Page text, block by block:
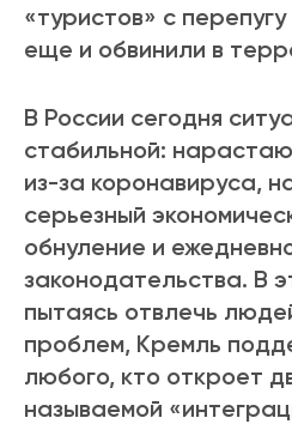
«туристов» с
еще и обвинили в
В России сегодня
стабильной:
из-за коронавируса,
серьезный
обнуление и
законодательства. В
пытаясь отвлечь
проблем, Кремль
любого, кто откроет
называемой